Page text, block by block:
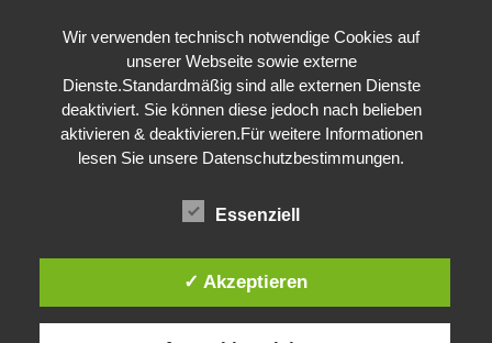
Wir verwenden technisch notwendige Cookies auf
unserer Webseite sowie externe
Dienste.Standardmäßig sind alle externen Dienste
deaktiviert. Sie können diese jedoch nach belieben
aktivieren & deaktivieren.Für weitere Informationen
lesen Sie unsere Datenschutzbestimmungen.
Essenziell
✓ Akzeptieren